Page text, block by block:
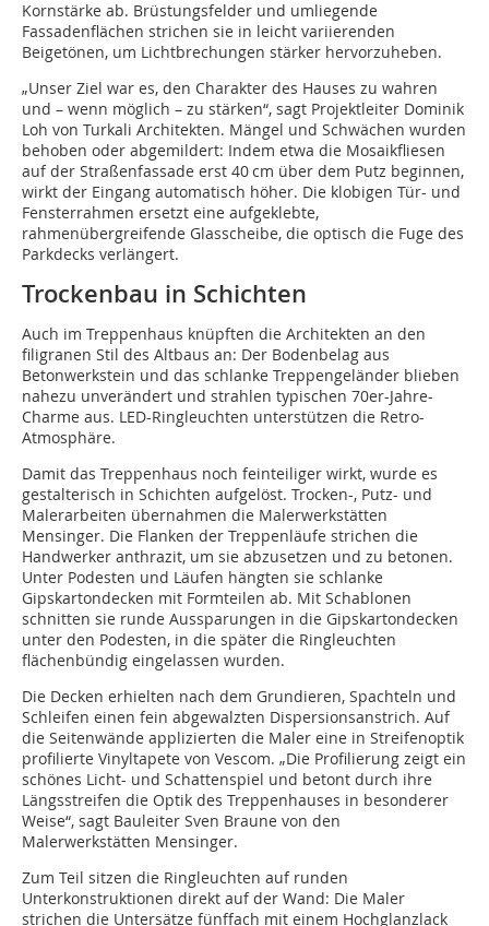
Kornstärke ab. Brüstungsfelder und umliegende
Fassadenflächen strichen sie in leicht variierenden
Beigetönen, um Lichtbrechungen stärker hervorzuheben.
„Unser Ziel war es, den Charakter des Hauses zu wahren
und – wenn möglich – zu stärken“, sagt Projektleiter Dominik
Loh von Turkali Architekten. Mängel und Schwächen wurden
behoben oder abgemildert: Indem etwa die Mosaikfliesen
auf der Straßenfassade erst 40 cm über dem Putz beginnen,
wirkt der Eingang automatisch höher. Die klobigen Tür- und
Fensterrahmen ersetzt eine aufgeklebte,
rahmenübergreifende Glasscheibe, die optisch die Fuge des
Parkdecks verlängert.
Trockenbau in Schichten
Auch im Treppenhaus knüpften die Architekten an den
filigranen Stil des Altbaus an: Der Bodenbelag aus
Betonwerkstein und das schlanke Treppengeländer blieben
nahezu unverändert und strahlen typischen 70er-Jahre-
Charme aus. LED-Ringleuchten unterstützen die Retro-
Atmosphäre.
Damit das Treppenhaus noch feinteiliger wirkt, wurde es
gestalterisch in Schichten aufgelöst. Trocken-, Putz- und
Malerarbeiten übernahmen die Malerwerkstätten
Mensinger. Die Flanken der Treppenläufe strichen die
Handwerker anthrazit, um sie abzusetzen und zu betonen.
Unter Podesten und Läufen hängten sie schlanke
Gipskartondecken mit Formteilen ab. Mit Schablonen
schnitten sie runde Aussparungen in die Gipskartondecken
unter den Podesten, in die später die Ringleuchten
flächenbündig eingelassen wurden.
Die Decken erhielten nach dem Grundieren, Spachteln und
Schleifen einen fein abgewalzten Dispersionsanstrich. Auf
die Seitenwände applizierten die Maler eine in Streifenoptik
profilierte Vinyltapete von Vescom. „Die Profilierung zeigt ein
schönes Licht- und Schattenspiel und betont durch ihre
Längsstreifen die Optik des Treppenhauses in besonderer
Weise“, sagt Bauleiter Sven Braune von den
Malerwerkstätten Mensinger.
Zum Teil sitzen die Ringleuchten auf runden
Unterkonstruktionen direkt auf der Wand: Die Maler
strichen die Untersätze fünffach mit einem Hochglanzlack